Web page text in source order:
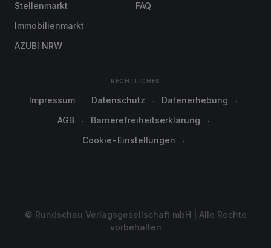
Stellenmarkt
Immobilienmarkt
AZUBI NRW
FAQ
RECHTLICHES
Impressum Datenschutz
Datenerhebung
AGB
Barrierefreiheitserklärung
Cookie-Einstellungen
© Rundschau Verlagsgesellschaft mbH | Alle Rechte
vorbehalten